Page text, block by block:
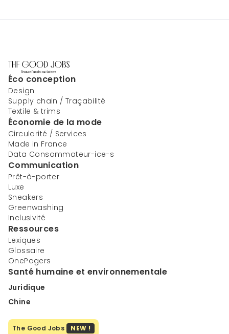
Éco conception
Design
Supply chain / Traçabilité
Textile & trims
Économie de la mode
Circularité / Services
Made in France
Data Consommateur-ice-s
Communication
Prêt-à-porter
Luxe
Sneakers
Greenwashing
Inclusivité
Ressources
Lexiques
Glossaire
OnePagers
Santé humaine et environnementale
Juridique
Chine
The Good Jobs NEW !